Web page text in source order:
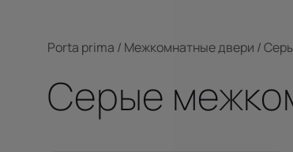
Porta prima / Межкомнатные двери /
Серые